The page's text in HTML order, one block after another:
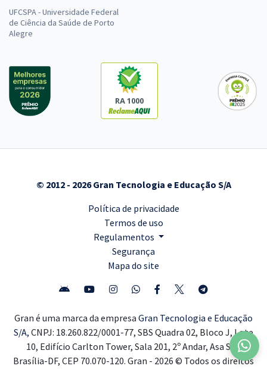
UFCSPA - Universidade Federal
de Ciência da Saúde de Porto
Alegre
RA 1000
© 2012 - 2026 Gran Tecnologia e Educação S/A
Política de privacidade
Termos de uso
Regulamentos
Segurança
Mapa do site
Gran é uma marca da empresa Gran Tecnologia e Educação
S/A, CNPJ: 18.260.822/0001-77, SBS Quadra 02, Bloco J, Lote
10, Edifício Carlton Tower, Sala 201, 2º Andar, Asa Sul,
Brasília-DF, CEP 70.070-120. Gran - 2026 © Todos os direitos